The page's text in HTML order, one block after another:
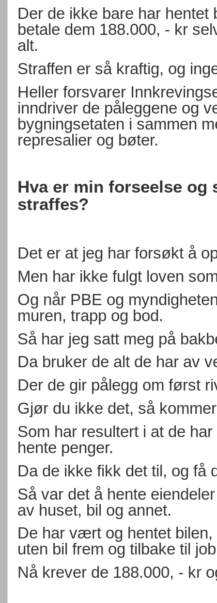
Der de ikke bare har hentet
betale dem 188.000, - kr
alt.
Straffen er så kraftig, og
Heller forsvarer
inndriver de påleggene og
bygningsetaten i sammen
represalier og bøter.
Hva er min forseelse og
straffes?
Det er at jeg har forsøkt å
Men har ikke fulgt loven
Og når PBE og
muren, trapp og bod.
Så har jeg satt meg på
Da bruker de alt de har av
Der de gir pålegg om først
Gjør du ikke det, så
Som har resultert i at de
hente penger.
Da de ikke fikk det til, og få
Så var det å hente
av huset, bil og annet.
De har vært og hentet
uten bil frem og tilbake til
Nå krever de 188.000, - kr